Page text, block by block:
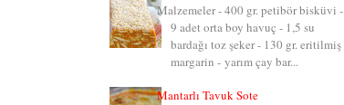
Malzemeler - 400 gr. petibör bisküvi -
9 adet orta boy havuç - 1,5 su
bardağı toz şeker - 130 gr. eritilmiş
margarin - yarım çay bar...
Mantarlı Tavuk Sote